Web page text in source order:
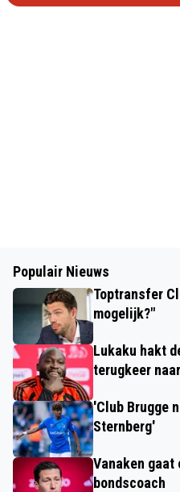
Populair Nieuws
Toptransfer
mogelijk?"
Lukaku hakt
terugkeer
'Club Brugge
Sternberg'
Vanaken gaat
bondscoach